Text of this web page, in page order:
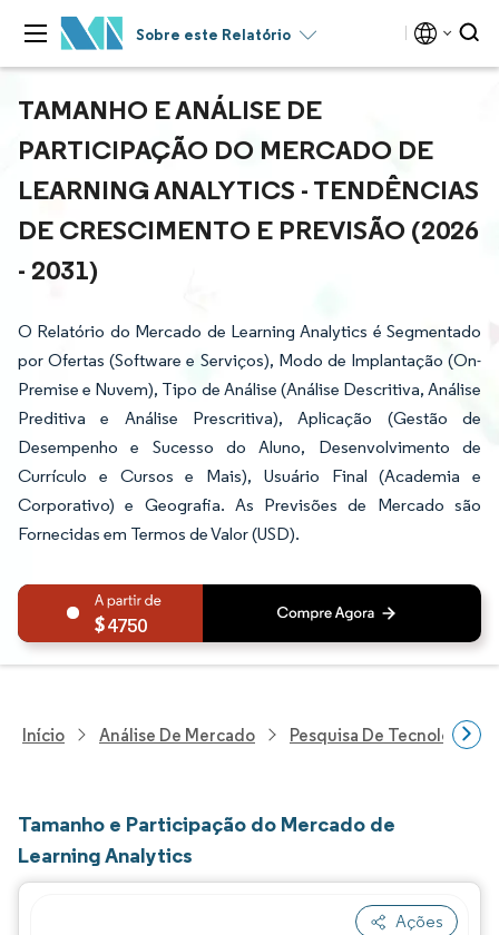
Sobre este Relatório
TAMANHO E ANÁLISE DE
PARTICIPAÇÃO DO MERCADO DE
LEARNING ANALYTICS - TENDÊNCIAS
DE CRESCIMENTO E PREVISÃO (2026
- 2031)
O Relatório do Mercado de Learning Analytics é Segmentado
por Ofertas (Software e Serviços), Modo de Implantação (On-
Premise e Nuvem), Tipo de Análise (Análise Descritiva, Análise
Preditiva e Análise Prescritiva), Aplicação (Gestão de
Desempenho e Sucesso do Aluno, Desenvolvimento de
Currículo e Cursos e Mais), Usuário Final (Academia e
Corporativo) e Geografia. As Previsões de Mercado são
Fornecidas em Termos de Valor (USD).
4750
Início Análise De Mercado Pesquisa De Tecnologia,
Tamanho e Participação do Mercado de
Learning Analytics
Ações